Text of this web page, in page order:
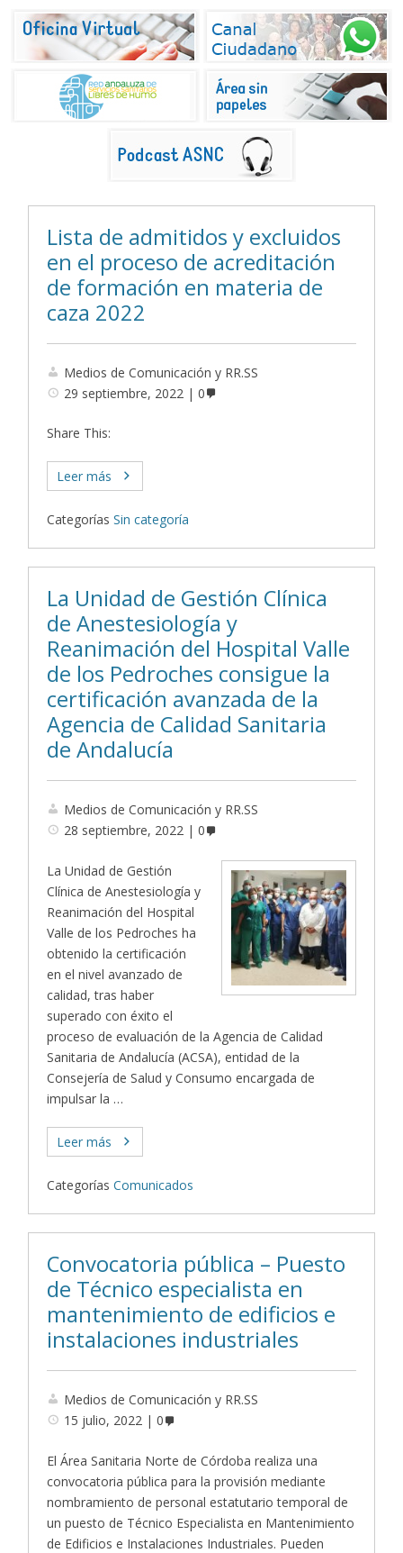
Lista de admitidos y excluidos
en el proceso de acreditación
de formación en materia de
caza 2022
Medios de Comunicación y RR.SS
29 septiembre, 2022
0
Share This:
Leer más
Categorías Sin categoría
La Unidad de Gestión Clínica
de Anestesiología y
Reanimación del Hospital Valle
de los Pedroches consigue la
certificación avanzada de la
Agencia de Calidad Sanitaria
de Andalucía
Medios de Comunicación y RR.SS
28 septiembre, 2022
0
La Unidad de Gestión
Clínica de Anestesiología y
Reanimación del Hospital
Valle de los Pedroches ha
obtenido la certificación
en el nivel avanzado de
calidad, tras haber
superado con éxito el
proceso de evaluación de la Agencia de Calidad
Sanitaria de Andalucía (ACSA), entidad de la
Consejería de Salud y Consumo encargada de
impulsar la …
Leer más
Categorías Comunicados
Convocatoria pública – Puesto
de Técnico especialista en
mantenimiento de edificios e
instalaciones industriales
Medios de Comunicación y RR.SS
15 julio, 2022
0
El Área Sanitaria Norte de Córdoba realiza una
convocatoria pública para la provisión mediante
nombramiento de personal estatutario temporal de
un puesto de Técnico Especialista en Mantenimiento
de Edificios e Instalaciones Industriales. Pueden